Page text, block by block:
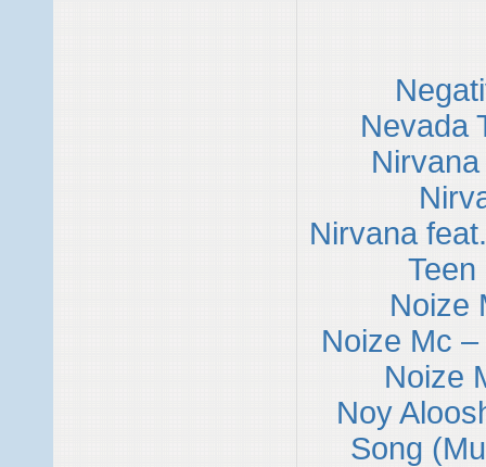
Nevada
Nirvana
Teen
Noize
Noize Mc
Noize
Noy
Song